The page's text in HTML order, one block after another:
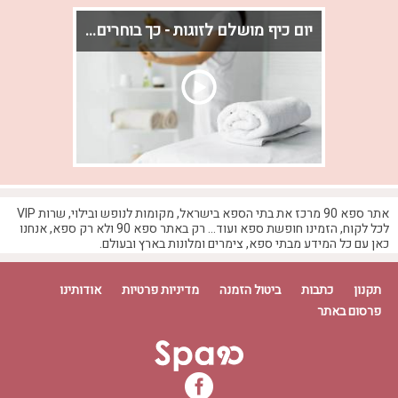
יום כיף מושלם לזוגות - כך בוחרים חוויה מפנקת באמת
כשאין זמן לחופשה ארוכה אבל יש צורך אמיתי
לעצור ולהתאוורר, יום כיף הופך לפתרון
זוגי יכולים לעשות שינוי גדול בתחושה
ובאנרגיה.
אתר ספא 90 מרכז את בתי הספא בישראל, מקומות לנופש ובילוי, שרות VIP
לכל לקוח, הזמינו חופשת ספא ועוד... רק באתר ספא 90 ולא רק ספא, אנחנו
כאן עם כל המידע מבתי ספא, צימרים ומלונות בארץ ובעולם.
תקנון כתבות ביטול הזמנה מדיניות פרטיות
אודותינו
פרסום באתר